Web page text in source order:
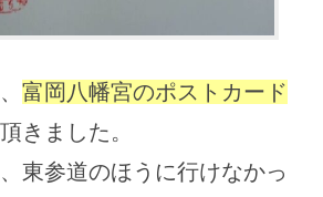
富岡八幡宮のポストカード
きました。
東参道のほうに行けなかっ